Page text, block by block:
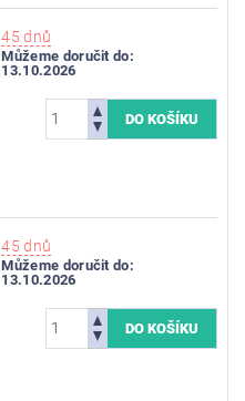
45 dnů
Můžeme doručit do:
13.10.2026
45 dnů
Můžeme doručit do:
13.10.2026